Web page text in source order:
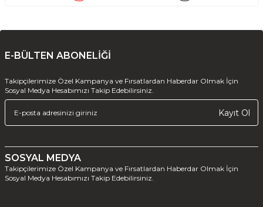
E-BÜLTEN ABONELİĞİ
Takipçilerimize Özel Kampanya ve Fırsatlardan Haberdar Olmak İçin
Sosyal Medya Hesabımızı Takip Edebilirsiniz.
Kayıt Ol
SOSYAL MEDYA
Takipçilerimize Özel Kampanya ve Fırsatlardan Haberdar Olmak İçin
Sosyal Medya Hesabımızı Takip Edebilirsiniz.